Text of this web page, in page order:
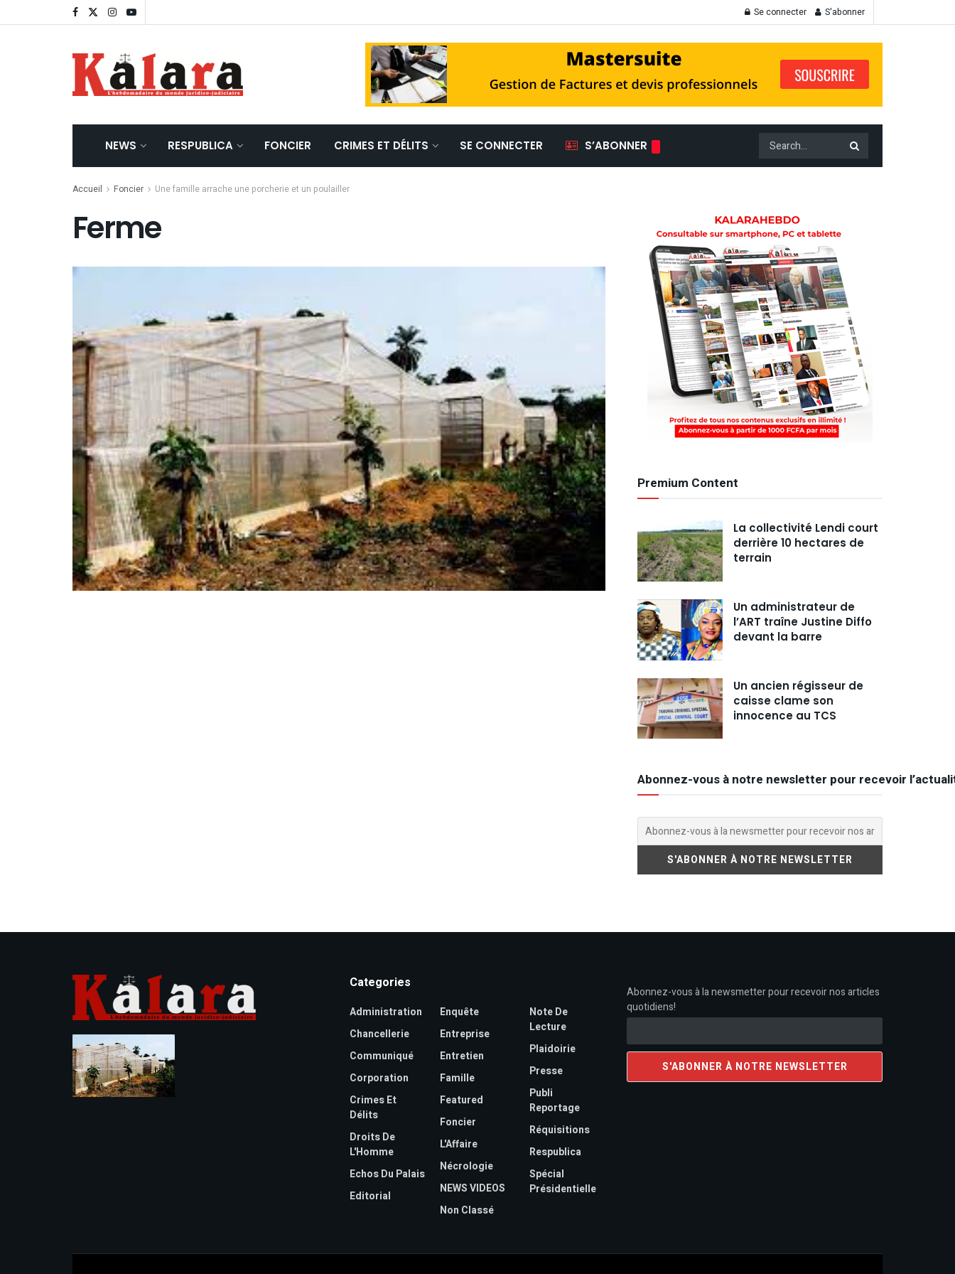
Se connecter S'abonner
NEWS RESPUBLICA FONCIER CRIMES ET DÉLITS SE CONNECTER S’ABONNER
Accueil Foncier Une famille arrache une porcherie et un poulailler
Ferme
Premium Content
La collectivité Lendi court
derrière 10 hectares de
terrain
Un administrateur de
l’ART traîne Justine Diffo
devant la barre
Un ancien régisseur de
caisse clame son
innocence au TCS
Abonnez-vous à notre newsletter pour recevoir
Categories
Administration
Chancellerie
Communiqué
Corporation
Crimes Et
Délits
Droits De
L'Homme
Echos Du Palais
Editorial
Enquête
Entreprise
Entretien
Famille
Featured
Foncier
L'Affaire
Nécrologie
NEWS VIDEOS
Non Classé
Note De
Lecture
Plaidoirie
Presse
Publi
Reportage
Réquisitions
Respublica
Spécial
Présidentielle
Abonnez-vous à la newsmetter pour recevoir nos articles
quotidiens!